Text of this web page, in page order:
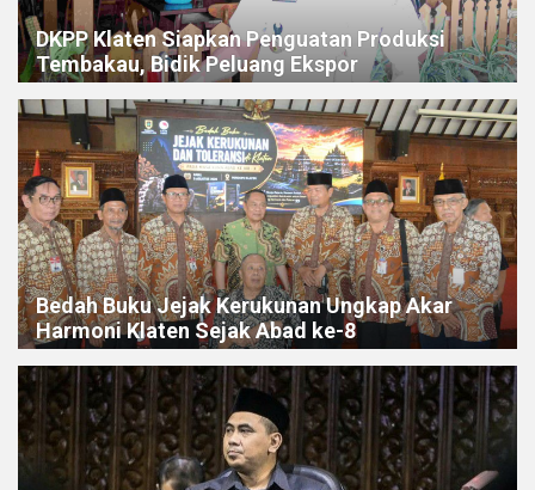
DKPP Klaten Siapkan Penguatan Produksi
Tembakau, Bidik Peluang Ekspor
Bedah Buku Jejak Kerukunan Ungkap Akar
Harmoni Klaten Sejak Abad ke-8